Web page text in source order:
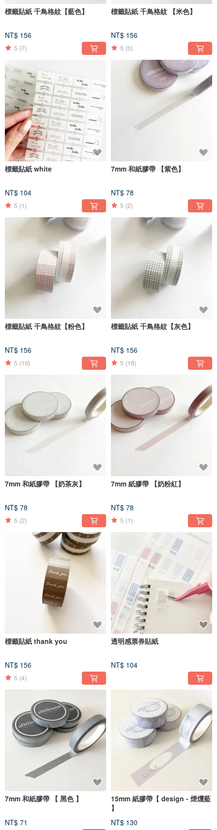
標籤貼紙 千鳥格紋【藍色】
NT$ 156
5 (7)
標籤貼紙 千鳥格紋 【米色】
NT$ 156
5 (5)
標籤貼紙 white
NT$ 104
5 (1)
7mm 和紙膠帶 【紫色】
NT$ 78
5 (2)
標籤貼紙 千鳥格紋【粉色】
NT$ 156
5 (19)
標籤貼紙 千鳥格紋【灰色】
NT$ 156
5 (18)
7mm 和紙膠帶 【奶茶灰】
NT$ 78
5 (2)
7mm 紙膠帶 【奶粉紅】
NT$ 78
5 (1)
標籤貼紙 thank you
NT$ 156
5 (4)
透明感票券貼紙
NT$ 104
7mm 和紙膠帶 【 黑色 】
NT$ 71
15mm 紙膠帶【 design - 煙燻藍
】
NT$ 130